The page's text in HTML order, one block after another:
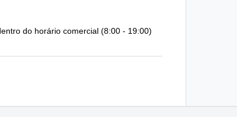
do horário comercial (8:00 - 19:00)